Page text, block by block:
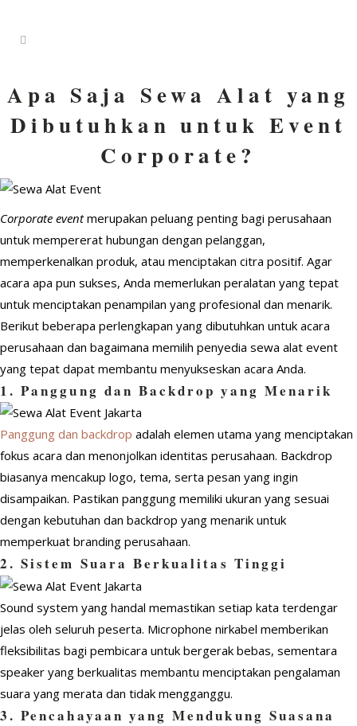
Apa Saja Sewa Alat yang
Dibutuhkan untuk Event
Corporate?
Corporate eventmerupakan peluang penting bagi perusahaan
untuk mempererat hubungan dengan pelanggan,
memperkenalkan produk, atau menciptakan citra positif. Agar
acara apa pun sukses, Anda memerlukan peralatan yang tepat
untuk menciptakan penampilan yang profesional dan menarik.
Berikut beberapa perlengkapan yang dibutuhkan untuk acara
perusahaan dan bagaimana memilih penyedia sewa alat event
yang tepat dapat membantu menyukseskan acara Anda.
1. Panggung dan Backdrop yang Menarik
Panggung dan backdrop adalah elemen utama yang menciptakan
fokus acara dan menonjolkan identitas perusahaan. Backdrop
biasanya mencakup logo, tema, serta pesan yang ingin
disampaikan. Pastikan panggung memiliki ukuran yang sesuai
dengan kebutuhan dan backdrop yang menarik untuk
memperkuat branding perusahaan.
2. Sistem Suara Berkualitas Tinggi
Sound system yang handal memastikan setiap kata terdengar
jelas oleh seluruh peserta. Microphone nirkabel memberikan
fleksibilitas bagi pembicara untuk bergerak bebas, sementara
speaker yang berkualitas membantu menciptakan pengalaman
suara yang merata dan tidak mengganggu.
3. Pencahayaan yang Mendukung Suasana